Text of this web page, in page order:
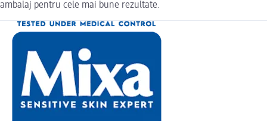
ambalaj pentru cele mai bune rezultate.